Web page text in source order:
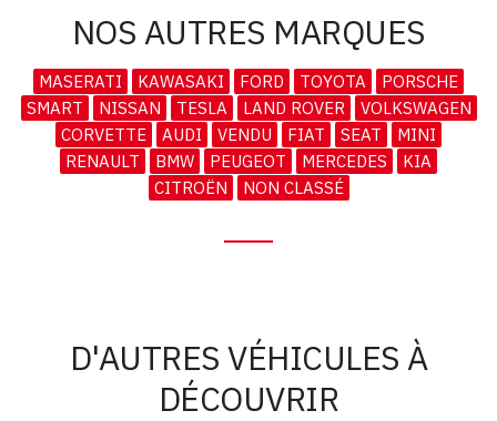
NOS AUTRES MARQUES
MASERATI KAWASAKI FORD TOYOTA
PORSCHE
SMART
NISSAN TESLA LAND ROVER
VOLKSWAGEN
CORVETTE
AUDI VENDU FIAT SEAT
MINI
RENAULT
BMW PEUGEOT MERCEDES
KIA
CITROËN
NON CLASSÉ
D'AUTRES VÉHICULES À
DÉCOUVRIR